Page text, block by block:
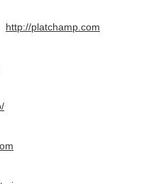
http://platchamp.com